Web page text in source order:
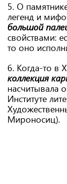
5. О
легенд и
большой
свойствами:
то оно
6. Когда-то в
коллекция
насчитывала
Институте
Мироносиц).